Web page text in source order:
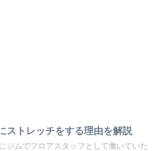
ストレッチをする理由を解説
ジムでフロアスタッフとして働いていた